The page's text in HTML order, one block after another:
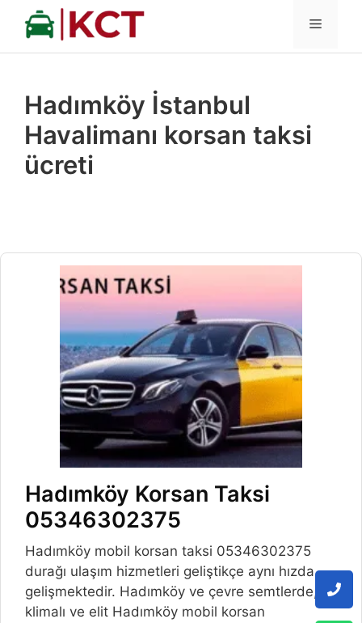
İçeriğe
MENÜ
Hadımköy İstanbul
Havalimanı korsan taksi
ücreti
Hadımköy Korsan Taksi
05346302375
Hadımköy mobil korsan taksi 05346302375
durağı ulaşım hizmetleri geliştikçe aynı hızda
gelişmektedir. Hadımköy ve çevre semtlerde,
klimalı ve elit Hadımköy mobil korsan